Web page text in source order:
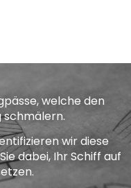
welche den
wir diese
dabei, Ihr Schiff auf